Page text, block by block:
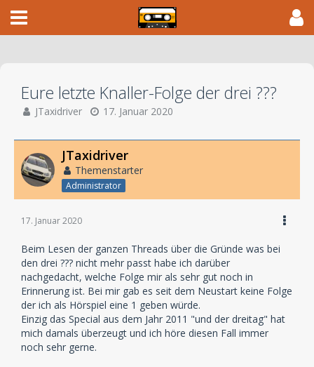
Eure letzte Knaller-Folge der drei ???
JTaxidriver 17. Januar 2020
JTaxidriver
Themenstarter
Administrator
17. Januar 2020
Beim Lesen der ganzen Threads über die Gründe was bei
den drei ??? nicht mehr passt habe ich darüber
nachgedacht, welche Folge mir als sehr gut noch in
Erinnerung ist. Bei mir gab es seit dem Neustart keine Folge
der ich als Hörspiel eine 1 geben würde.
Einzig das Special aus dem Jahr 2011 "und der dreitag" hat
mich damals überzeugt und ich höre diesen Fall immer
noch sehr gerne.